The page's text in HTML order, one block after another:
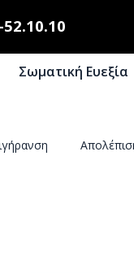
Σωματική Ευεξία